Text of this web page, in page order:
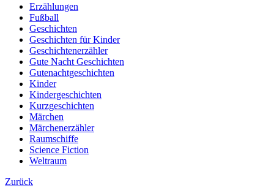
Erzählungen
Fußball
Geschichten
Geschichten für Kinder
Geschichtenerzähler
Gute Nacht Geschichten
Gutenachtgeschichten
Kinder
Kindergeschichten
Kurzgeschichten
Märchen
Märchenerzähler
Raumschiffe
Science Fiction
Weltraum
Zurück